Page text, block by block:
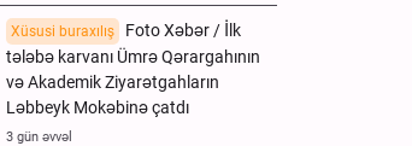
Xüsusi buraxılış
Foto Xəbər / İlk
tələbə karvanı Ümrə Qərargahının
və Akademik Ziyarətgahların
Ləbbeyk Mokəbinə çatdı
3 gün əvvəl